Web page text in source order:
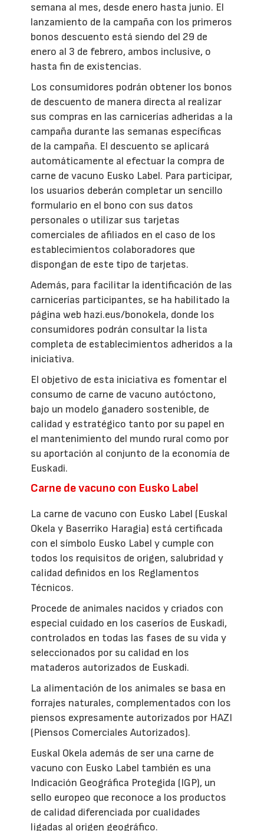
semana al mes, desde enero hasta junio. El
lanzamiento de la campaña con los primeros
bonos descuento está siendo del 29 de
enero al 3 de febrero, ambos inclusive, o
hasta fin de existencias.
Los consumidores podrán obtener los bonos
de descuento de manera directa al realizar
sus compras en las carnicerías adheridas a la
campaña durante las semanas específicas
de la campaña. El descuento se aplicará
automáticamente al efectuar la compra de
carne de vacuno Eusko Label. Para participar,
los usuarios deberán completar un sencillo
formulario en el bono con sus datos
personales o utilizar sus tarjetas
comerciales de afiliados en el caso de los
establecimientos colaboradores que
dispongan de este tipo de tarjetas.
Además, para facilitar la identificación de las
carnicerías participantes, se ha habilitado la
página web hazi.eus/bonokela, donde los
consumidores podrán consultar la lista
completa de establecimientos adheridos a la
iniciativa.
El objetivo de esta iniciativa es fomentar el
consumo de carne de vacuno autóctono,
bajo un modelo ganadero sostenible, de
calidad y estratégico tanto por su papel en
el mantenimiento del mundo rural como por
su aportación al conjunto de la economía de
Euskadi.
Carne de vacuno con Eusko Label
La carne de vacuno con Eusko Label (Euskal
Okela y Baserriko Haragia) está certificada
con el símbolo Eusko Label y cumple con
todos los requisitos de origen, salubridad y
calidad definidos en los Reglamentos
Técnicos.
Procede de animales nacidos y criados con
especial cuidado en los caseríos de Euskadi,
controlados en todas las fases de su vida y
seleccionados por su calidad en los
mataderos autorizados de Euskadi.
La alimentación de los animales se basa en
forrajes naturales, complementados con los
piensos expresamente autorizados por HAZI
(Piensos Comerciales Autorizados).
Euskal Okela además de ser una carne de
vacuno con Eusko Label también es una
Indicación Geográfica Protegida (IGP), un
sello europeo que reconoce a los productos
de calidad diferenciada por cualidades
ligadas al origen geográfico.